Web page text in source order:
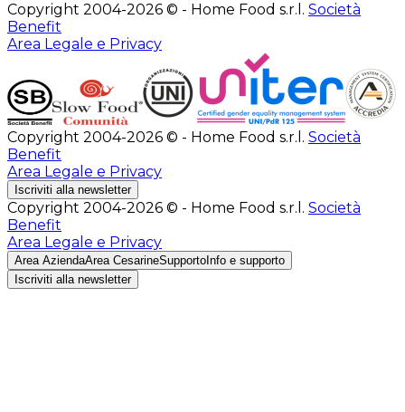
Copyright 2004-2026 © - Home Food s.r.l. Società
Benefit
Area Legale e Privacy
Copyright 2004-2026 © - Home Food s.r.l. Società
Benefit
Area Legale e Privacy
Iscriviti alla newsletter
Copyright 2004-2026 © - Home Food s.r.l. Società
Benefit
Area Legale e Privacy
Area AziendaArea CesarineSupporto Info e supporto
Iscriviti alla newsletter